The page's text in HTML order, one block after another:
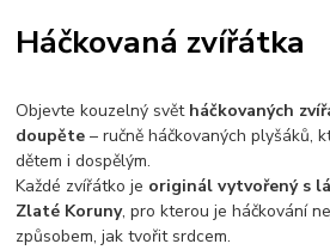
Háčkovaná zvířátka
Objevte kouzelný svět háčkovaných
doupěte – ručně háčkovaných plyšáků,
dětem i dospělým.
Každé zvířátko je originál vytvořený s
Zlaté Koruny, pro kterou je háčkování
způsobem, jak tvořit srdcem.